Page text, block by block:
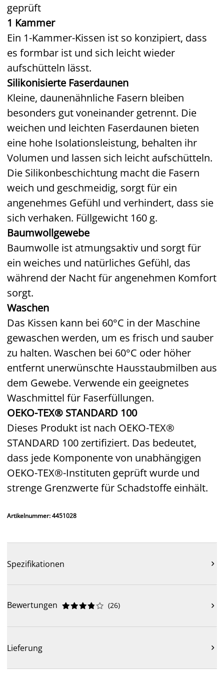
geprüft
1 Kammer
Ein 1-Kammer-Kissen ist so konzipiert, dass
es formbar ist und sich leicht wieder
aufschütteln lässt.
Silikonisierte Faserdaunen
Kleine, daunenähnliche Fasern bleiben
besonders gut voneinander getrennt. Die
weichen und leichten Faserdaunen bieten
eine hohe Isolationsleistung, behalten ihr
Volumen und lassen sich leicht aufschütteln.
Die Silikonbeschichtung macht die Fasern
weich und geschmeidig, sorgt für ein
angenehmes Gefühl und verhindert, dass sie
sich verhaken. Füllgewicht 160 g.
Baumwollgewebe
Baumwolle ist atmungsaktiv und sorgt für
ein weiches und natürliches Gefühl, das
während der Nacht für angenehmen Komfort
sorgt.
Waschen
Das Kissen kann bei 60°C in der Maschine
gewaschen werden, um es frisch und sauber
zu halten. Waschen bei 60°C oder höher
entfernt unerwünschte Hausstaubmilben aus
dem Gewebe. Verwende ein geeignetes
Waschmittel für Faserfüllungen.
OEKO-TEX® STANDARD 100
Dieses Produkt ist nach OEKO-TEX®
STANDARD 100 zertifiziert. Das bedeutet,
dass jede Komponente von unabhängigen
OEKO-TEX®-Instituten geprüft wurde und
strenge Grenzwerte für Schadstoffe einhält.
Artikelnummer: 4451028
Spezifikationen 
Bewertungen 




 (26) 
Lieferung 